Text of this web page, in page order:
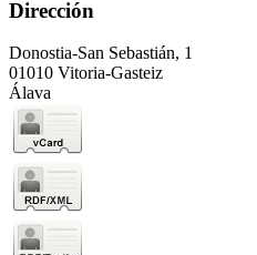
Dirección
Donostia-San Sebastián, 1
01010 Vitoria-Gasteiz
Álava